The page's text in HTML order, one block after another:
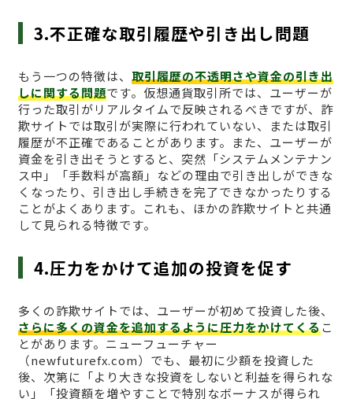
3.不正確な取引履歴や引き出し問題
もう一つの特徴は、 取引履歴の不透明さや資金の引き出
しに関する問題です。仮想通貨取引所では、ユーザーが
行った取引がリアルタイムで反映されるべきですが、詐
欺サイトでは取引が実際に行われていない、または取引
履歴が不正確であることがあります。また、ユーザーが
資金を引き出そうとすると、突然「システムメンテナン
ス中」「手数料が高額」などの理由で引き出しができな
くなったり、引き出し手続きを完了できなかったりする
ことがよくあります。これも、ほかの詐欺サイトと共通
して見られる特徴です。
4.圧力をかけて追加の投資を促す
多くの詐欺サイトでは、ユーザーが初めて投資した後、
さらに多くの資金を追加するように圧力をかけてくるこ
とがあります。ニューフューチャー
（newfuturefx.com）でも、最初に少額を投資した
後、次第に「より大きな投資をしないと利益を得られな
い」「投資額を増やすことで特別なボーナスが得られ